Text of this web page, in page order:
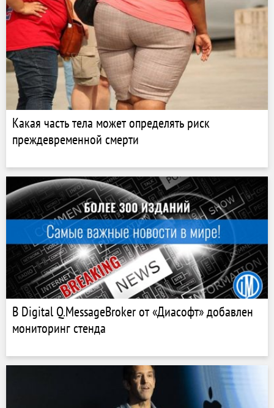
Какая часть тела может определять риск
преждевременной смерти
В Digital Q.MessageBroker от «Диасофт» добавлен
мониторинг стенда